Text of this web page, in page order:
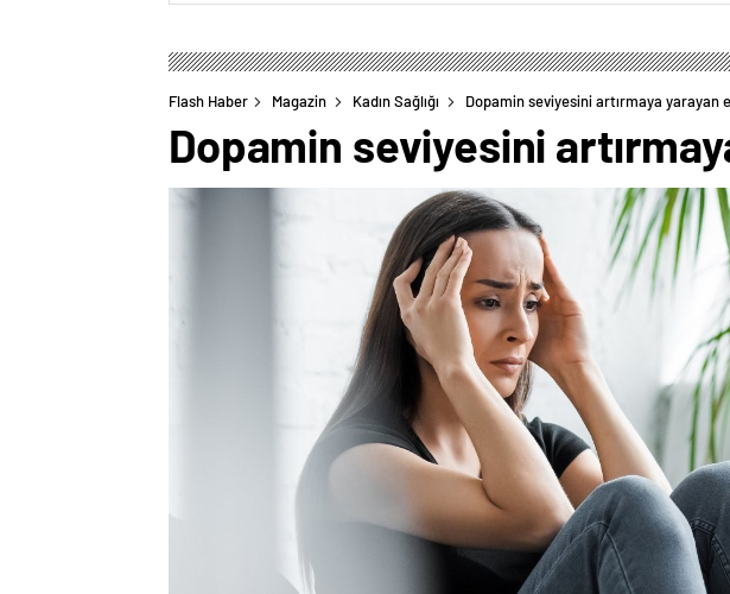
Flash Haber Magazin Kadın Sağlığı Dopamin seviyesini artırmaya yarayan
Dopamin seviyesini